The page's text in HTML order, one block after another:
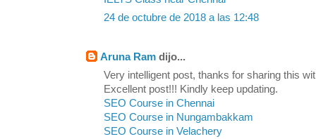
24 de octubre de 2018 a las 12:48
Aruna Ram dijo...
Very intelligent post, thanks for sharing this
Excellent post!!! Kindly keep updating.
SEO Course in Chennai
SEO Course in Nungambakkam
SEO Course in Velachery